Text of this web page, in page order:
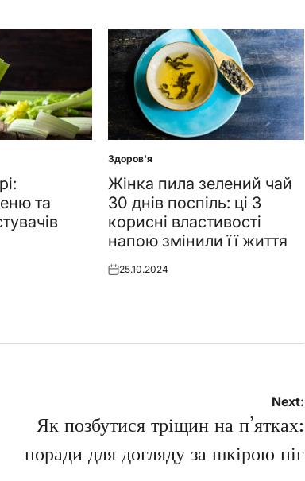
та
Posted
in
Здоров'я
Жінка пила зелений чай
30 днів поспіль: ці 3
корисні властивості
напою змінили її життя
Posted
25.10.2024
Next:
Як позбутися тріщин на п’ятках:
поради для догляду за шкірою ніг